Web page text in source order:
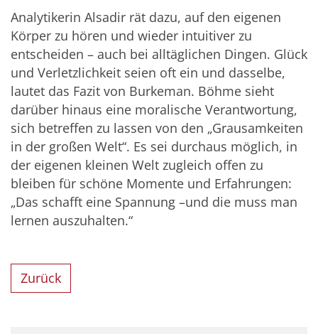
Analytikerin Alsadir rät dazu, auf den eigenen
Körper zu hören und wieder intuitiver zu
entscheiden – auch bei alltäglichen Dingen. Glück
und Verletzlichkeit seien oft ein und dasselbe,
lautet das Fazit von Burkeman. Böhme sieht
darüber hinaus eine moralische Verantwortung,
sich betreffen zu lassen von den „Grausamkeiten
in der großen Welt“. Es sei durchaus möglich, in
der eigenen kleinen Welt zugleich offen zu
bleiben für schöne Momente und Erfahrungen:
„Das schafft eine Spannung –und die muss man
lernen auszuhalten.“
Zurück